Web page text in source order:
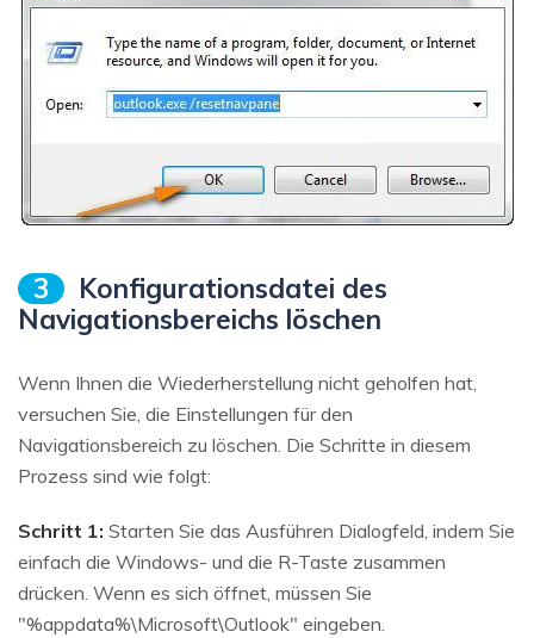
3
Konfigurationsdatei des
Navigationsbereichs löschen
Wenn Ihnen die Wiederherstellung nicht geholfen hat,
versuchen Sie, die Einstellungen für den
Navigationsbereich zu löschen. Die Schritte in diesem
Prozess sind wie folgt:
Schritt 1: Starten Sie das Ausführen Dialogfeld, indem Sie
einfach die Windows- und die R-Taste zusammen
drücken. Wenn es sich öffnet, müssen Sie
"%appdata%\Microsoft\Outlook" eingeben.